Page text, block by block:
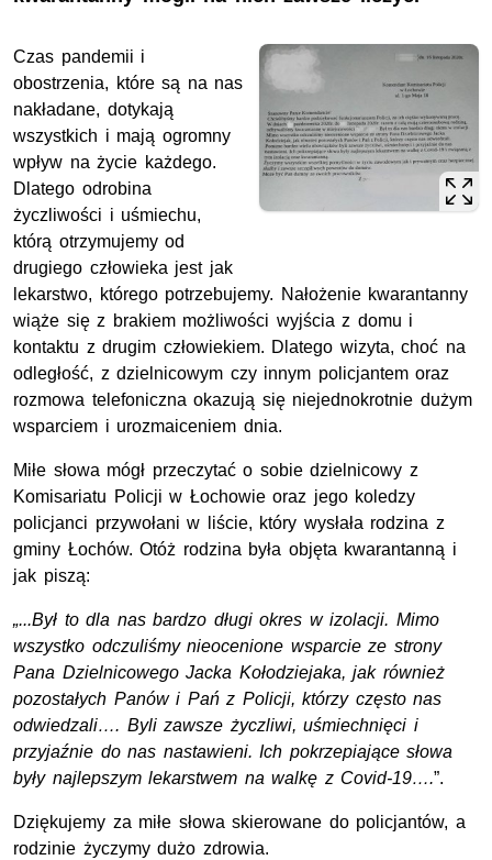
Czas pandemii i
obostrzenia, które są na nas
nakładane, dotykają
wszystkich i mają ogromny
wpływ na życie każdego.
Dlatego odrobina
życzliwości i uśmiechu,
którą otrzymujemy od
drugiego człowieka jest jak
lekarstwo, którego potrzebujemy. Nałożenie kwarantanny
wiąże się z brakiem możliwości wyjścia z domu i
kontaktu z drugim człowiekiem. Dlatego wizyta, choć na
odległość, z dzielnicowym czy innym policjantem oraz
rozmowa telefoniczna okazują się niejednokrotnie dużym
wsparciem i urozmaiceniem dnia.
Miłe słowa mógł przeczytać o sobie dzielnicowy z
Komisariatu Policji w Łochowie oraz jego koledzy
policjanci przywołani w liście, który wysłała rodzina z
gminy Łochów. Otóż rodzina była objęta kwarantanną i
jak piszą:
„...Był to dla nas bardzo długi okres w izolacji. Mimo
wszystko odczuliśmy nieocenione wsparcie ze strony
Pana Dzielnicowego Jacka Kołodziejaka, jak również
pozostałych Panów i Pań z Policji, którzy często nas
odwiedzali…. Byli zawsze życzliwi, uśmiechnięci i
przyjaźnie do nas nastawieni. Ich pokrzepiające słowa
były najlepszym lekarstwem na walkę z Covid-19….”.
Dziękujemy za miłe słowa skierowane do policjantów, a
rodzinie życzymy dużo zdrowia.